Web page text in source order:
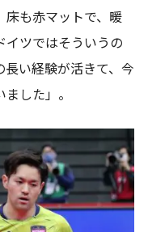
床も赤マットで、暖
イツではそういうの
い経験が活きて、今
した」。